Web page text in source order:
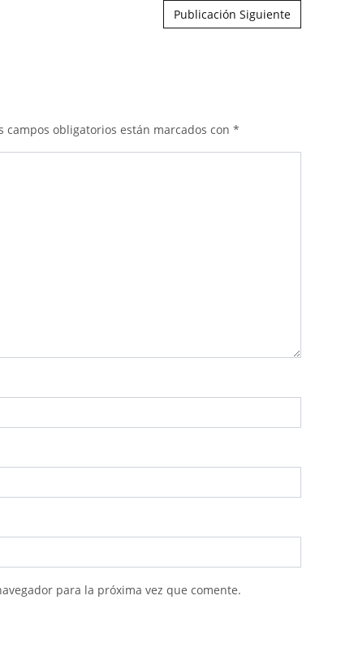
Publicación Siguiente
campos obligatorios están marcados con *
para la próxima vez que comente.